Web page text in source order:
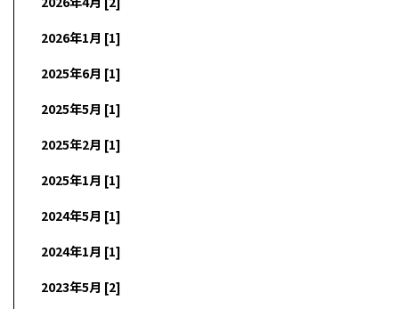
2026年1月 [1]
2025年6月 [1]
2025年5月 [1]
2025年2月 [1]
2025年1月 [1]
2024年5月 [1]
2024年1月 [1]
2023年5月 [2]